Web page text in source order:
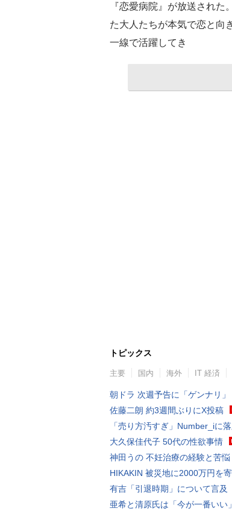
『恋愛病院』が放送され
た大人たちが本気で恋と向
一線で活躍してき
トピックス
主要 国内 海外 IT 経済
朝ドラ 次週予告に「ゲンナリ」
佐藤二朗 約3週間ぶりにX投稿
「売り方汚すぎ」Number_iに
大久保佳代子 50代の性欲事情
神田うの 不妊治療の経験と苦悩
HIKAKIN 被災地に2000万円を
有吉「引退時期」について言及
亜希と清原氏は「今が一番いい」